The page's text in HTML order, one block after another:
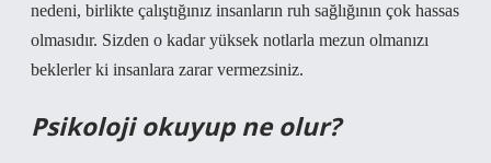
nedeni, birlikte çalıştığınız insanların ruh sağlığının çok hassas
olmasıdır. Sizden o kadar yüksek notlarla mezun olmanızı
beklerler ki insanlara zarar vermezsiniz.
Psikoloji okuyup ne olur?